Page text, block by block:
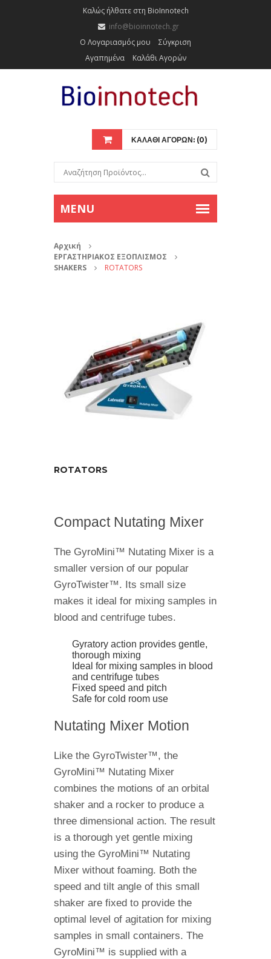
Καλώς ήλθατε στη BioInnotech
info@bioinnotech.gr
Ο Λογαριασμός μου
Σύγκριση
Αγαπημένα
Καλάθι Αγορών
ΚΑΛΑΘΙ ΑΓΟΡΩΝ: (0)
Αρχική
ΕΡΓΑΣΤΗΡΙΑΚΟΣ ΕΞΟΠΛΙΣΜΟΣ
SHAKERS
ROTATORS
ROTATORS
Compact Nutating Mixer
The GyroMini™ Nutating Mixer is a
smaller version of our popular
GyroTwister™. Its small size
makes it ideal for mixing samples in
blood and centrifuge tubes.
Gyratory action provides gentle,
thorough mixing
Ideal for mixing samples in blood
and centrifuge tubes
Fixed speed and pitch
Safe for cold room use
Nutating Mixer Motion
Like the GyroTwister™, the
GyroMini™ Nutating Mixer
combines the motions of an orbital
shaker and a rocker to produce a
three dimensional action. The result
is a thorough yet gentle mixing
using the GyroMini™ Nutating
Mixer without foaming. Both the
speed and tilt angle of this small
shaker are fixed to provide the
optimal level of agitation for mixing
samples in small containers. The
GyroMini™ is supplied with a